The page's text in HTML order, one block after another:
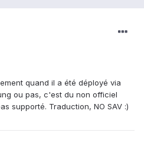
quand il a été déployé via
ou pas, c'est du non officiel
supporté. Traduction, NO SAV :)